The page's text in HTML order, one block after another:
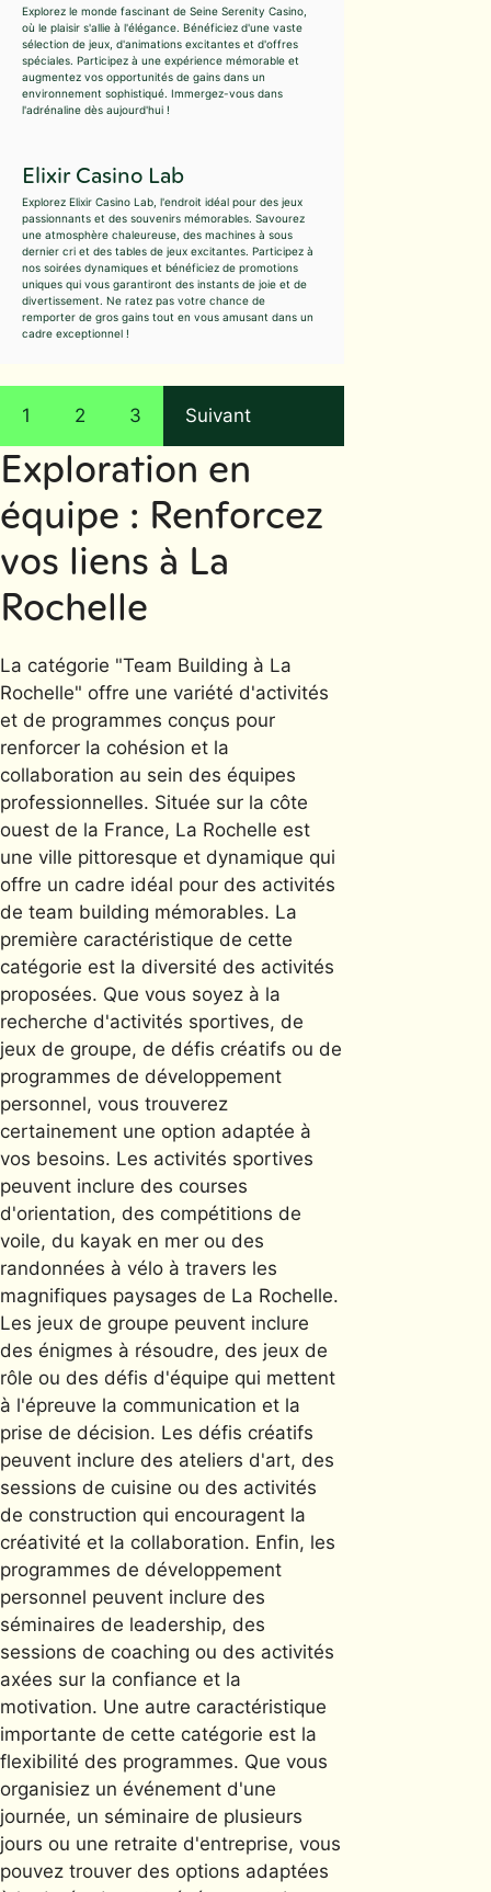
Explorez le monde fascinant de Seine Serenity Casino,
où le plaisir s'allie à l'élégance. Bénéficiez d'une vaste
sélection de jeux, d'animations excitantes et d'offres
spéciales. Participez à une expérience mémorable et
augmentez vos opportunités de gains dans un
environnement sophistiqué. Immergez-vous dans
l'adrénaline dès aujourd'hui !
Elixir Casino Lab
Explorez Elixir Casino Lab, l'endroit idéal pour des jeux
passionnants et des souvenirs mémorables. Savourez
une atmosphère chaleureuse, des machines à sous
dernier cri et des tables de jeux excitantes. Participez à
nos soirées dynamiques et bénéficiez de promotions
uniques qui vous garantiront des instants de joie et de
divertissement. Ne ratez pas votre chance de
remporter de gros gains tout en vous amusant dans un
cadre exceptionnel !
1 2 3 Suivant
Exploration en
équipe : Renforcez
vos liens à La
Rochelle
La catégorie "Team Building à La
Rochelle" offre une variété d'activités
et de programmes conçus pour
renforcer la cohésion et la
collaboration au sein des équipes
professionnelles. Située sur la côte
ouest de la France, La Rochelle est
une ville pittoresque et dynamique qui
offre un cadre idéal pour des activités
de team building mémorables. La
première caractéristique de cette
catégorie est la diversité des activités
proposées. Que vous soyez à la
recherche d'activités sportives, de
jeux de groupe, de défis créatifs ou de
programmes de développement
personnel, vous trouverez
certainement une option adaptée à
vos besoins. Les activités sportives
peuvent inclure des courses
d'orientation, des compétitions de
voile, du kayak en mer ou des
randonnées à vélo à travers les
magnifiques paysages de La Rochelle.
Les jeux de groupe peuvent inclure
des énigmes à résoudre, des jeux de
rôle ou des défis d'équipe qui mettent
à l'épreuve la communication et la
prise de décision. Les défis créatifs
peuvent inclure des ateliers d'art, des
sessions de cuisine ou des activités
de construction qui encouragent la
créativité et la collaboration. Enfin, les
programmes de développement
personnel peuvent inclure des
séminaires de leadership, des
sessions de coaching ou des activités
axées sur la confiance et la
motivation. Une autre caractéristique
importante de cette catégorie est la
flexibilité des programmes. Que vous
organisiez un événement d'une
journée, un séminaire de plusieurs
jours ou une retraite d'entreprise, vous
pouvez trouver des options adaptées